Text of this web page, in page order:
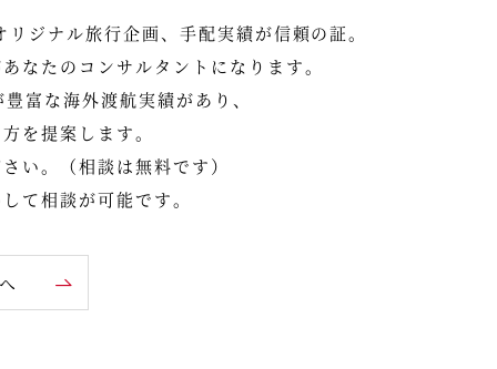
ジナル旅行企画、手配実績が信頼の証。
なたのコンサルタントになります。
富な海外渡航実績があり、
を提案します。
い。（相談は無料です）
て相談が可能です。